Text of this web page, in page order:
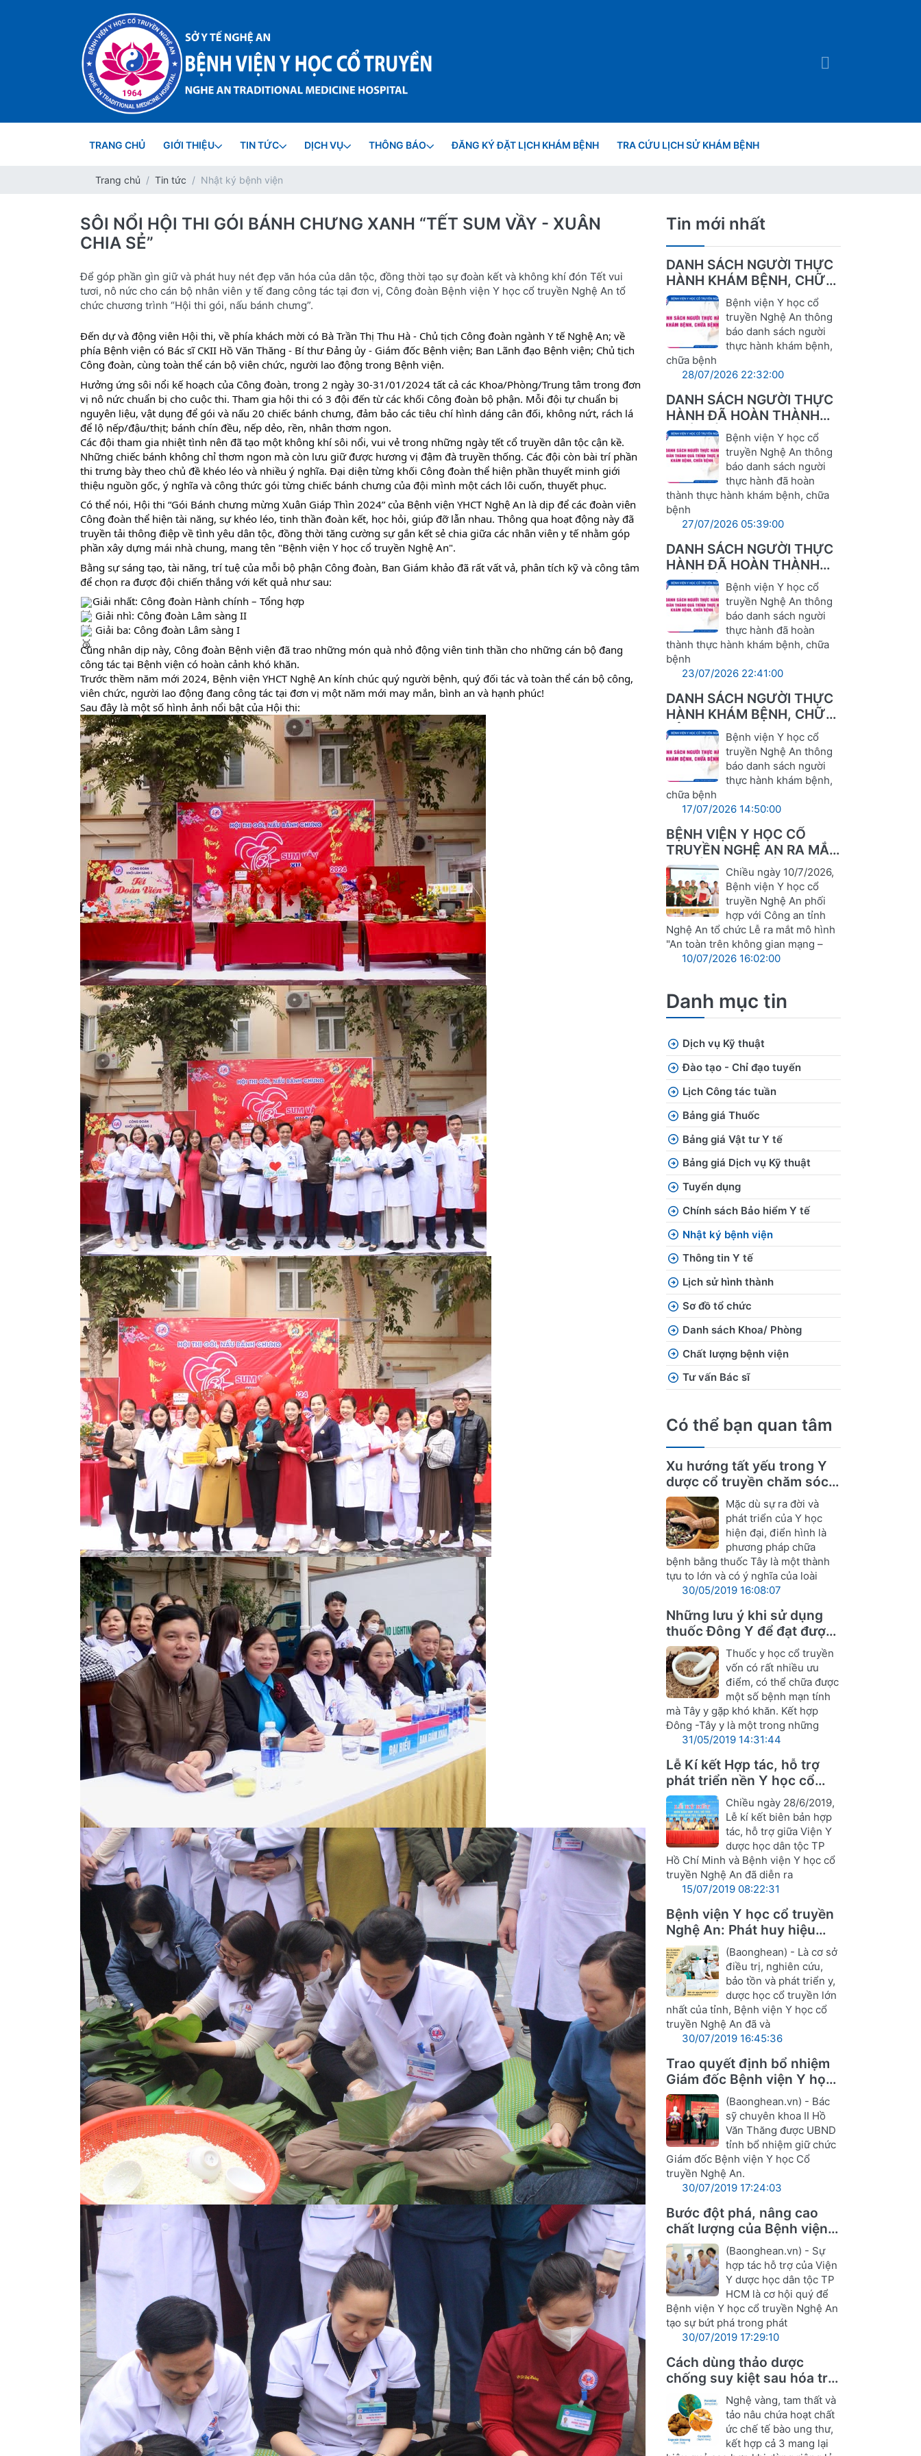
TRANG CHỦ GIỚI THIỆU TIN TỨC DỊCH VỤ THÔNG BÁO ĐĂNG KÝ ĐẶT LỊCH KHÁM BỆNH TRA CỨU LỊCH SỬ KHÁM BỆNH
Trang chủ Tin tức Nhật ký bệnh viện
SÔI NỔI HỘI THI GÓI BÁNH CHƯNG XANH “TẾT SUM VẦY - XUÂN
CHIA SẺ”
Để góp phần gìn giữ và phát huy nét đẹp văn hóa của dân tộc, đồng thời tạo sự đoàn kết và không khí đón Tết vui
tươi, nô nức cho cán bộ nhân viên y tế đang công tác tại đơn vị, Công đoàn Bệnh viện Y học cổ truyền Nghệ An tổ
chức chương trình “Hội thi gói, nấu bánh chưng”.
Đến dự và động viên Hội thi, về phía khách mời có Bà Trần Thị Thu Hà - Chủ tịch Công đoàn ngành Y tế Nghệ An; về
phía Bệnh viện có Bác sĩ CKII Hồ Văn Thăng - Bí thư Đảng ủy - Giám đốc Bệnh viện; Ban Lãnh đạo Bệnh viện; Chủ tịch
Công đoàn, cùng toàn thể cán bộ viên chức, người lao động trong Bệnh viện.
Hưởng ứng sôi nổi kế hoạch của Công đoàn, trong 2 ngày 30-31/01/2024 tất cả các Khoa/Phòng/Trung tâm trong đơn
vị nô nức chuẩn bị cho cuộc thi. Tham gia hội thi có 3 đội đến từ các khối Công đoàn bộ phận. Mỗi đội tự chuẩn bị
nguyên liệu, vật dụng để gói và nấu 20 chiếc bánh chưng, đảm bảo các tiêu chí hình dáng cân đối, không nứt, rách lá
để lộ nếp/đậu/thịt; bánh chín đều, nếp dẻo, rền, nhân thơm ngon.
Các đội tham gia nhiệt tình nên đã tạo một không khí sôi nổi, vui vẻ trong những ngày tết cổ truyền dân tộc cận kề.
Những chiếc bánh không chỉ thơm ngon mà còn lưu giữ được hương vị đậm đà truyền thống. Các đội còn bài trí phần
thi trưng bày theo chủ đề khéo léo và nhiều ý nghĩa. Đại diện từng khối Công đoàn thể hiện phần thuyết minh giới
thiệu nguồn gốc, ý nghĩa và công thức gói từng chiếc bánh chưng của đội mình một cách lôi cuốn, thuyết phục.
Có thể nói, Hội thi “Gói Bánh chưng mừng Xuân Giáp Thìn 2024” của Bệnh viện YHCT Nghệ An là dịp để các đoàn viên
Công đoàn thể hiện tài năng, sự khéo léo, tinh thần đoàn kết, học hỏi, giúp đỡ lẫn nhau. Thông qua hoạt động này đã
truyền tải thông điệp về tình yêu dân tộc, đồng thời tăng cường sự gắn kết sẻ chia giữa các nhân viên y tế nhằm góp
phần xây dựng mái nhà chung, mang tên "Bệnh viện Y học cổ truyền Nghệ An".
Bằng sự sáng tạo, tài năng, trí tuệ của mỗi bộ phận Công đoàn, Ban Giám khảo đã rất vất vả, phân tích kỹ và công tâm
để chọn ra được đội chiến thắng với kết quả như sau:
Giải nhất: Công đoàn Hành chính – Tổng hợp
Giải nhì: Công đoàn Lâm sàng II
Giải ba: Công đoàn Lâm sàng I
Cũng nhân dịp này, Công đoàn Bệnh viện đã trao những món quà nhỏ động viên tinh thần cho những cán bộ đang
công tác tại Bệnh viện có hoàn cảnh khó khăn.
Trước thềm năm mới 2024, Bệnh viện YHCT Nghệ An kính chúc quý người bệnh, quý đối tác và toàn thể cán bộ công,
viên chức, người lao động đang công tác tại đơn vị một năm mới may mắn, bình an và hạnh phúc!
Sau đây là một số hình ảnh nổi bật của Hội thi:
Tin mới nhất
DANH SÁCH NGƯỜI THỰC
HÀNH KHÁM BỆNH, CHỮA
BỆNH
Bệnh viện Y học cổ
truyền Nghệ An thông
báo danh sách người
thực hành khám bệnh,
chữa bệnh
28/07/2026 22:32:00
DANH SÁCH NGƯỜI THỰC
HÀNH ĐÃ HOÀN THÀNH
QUÁ TRÌNH THỰC HÀNH
KHÁM BỆNH, CHỮA BỆNH
Bệnh viện Y học cổ
truyền Nghệ An thông
báo danh sách người
thực hành đã hoàn
thành thực hành khám bệnh, chữa
bệnh
27/07/2026 05:39:00
DANH SÁCH NGƯỜI THỰC
HÀNH ĐÃ HOÀN THÀNH
QUÁ TRÌNH THỰC HÀNH
KHÁM BỆNH, CHỮA BỆNH
Bệnh viện Y học cổ
truyền Nghệ An thông
báo danh sách người
thực hành đã hoàn
thành thực hành khám bệnh, chữa
bệnh
23/07/2026 22:41:00
DANH SÁCH NGƯỜI THỰC
HÀNH KHÁM BỆNH, CHỮA
BỆNH
Bệnh viện Y học cổ
truyền Nghệ An thông
báo danh sách người
thực hành khám bệnh,
chữa bệnh
17/07/2026 14:50:00
BỆNH VIỆN Y HỌC CỔ
TRUYỀN NGHỆ AN RA MẮT
MÔ HÌNH "AN TOÀN TRÊN
KHÔNG GIAN MẠNG –
VỮNG VÀNG TRONG
CHUYỂN ĐỔI SỐ"
Chiều ngày 10/7/2026,
Bệnh viện Y học cổ
truyền Nghệ An phối
hợp với Công an tỉnh
Nghệ An tổ chức Lễ ra mắt mô hình
"An toàn trên không gian mạng –
10/07/2026 16:02:00
Danh mục tin
Dịch vụ Kỹ thuật
Đào tạo - Chỉ đạo tuyến
Lịch Công tác tuần
Bảng giá Thuốc
Bảng giá Vật tư Y tế
Bảng giá Dịch vụ Kỹ thuật
Tuyển dụng
Chính sách Bảo hiểm Y tế
Nhật ký bệnh viện
Thông tin Y tế
Lịch sử hình thành
Sơ đồ tổ chức
Danh sách Khoa/ Phòng
Chất lượng bệnh viện
Tư vấn Bác sĩ
Có thể bạn quan tâm
Xu hướng tất yếu trong Y
dược cổ truyền chăm sóc
sức khỏe Mặc dù sự ra đời và
phát triển của Y học
hiện đại, điển hình là
phương pháp chữa
bệnh bằng thuốc Tây là một thành
tựu to lớn và có ý nghĩa của loài
30/05/2019 16:08:07
Những lưu ý khi sử dụng
thuốc Đông Y để đạt được
hiệu quả tốt nhấtThuốc y học cổ truyền
vốn có rất nhiều ưu
điểm, có thể chữa được
một số bệnh mạn tính
mà Tây y gặp khó khăn. Kết hợp
Đông -Tây y là một trong những
31/05/2019 14:31:44
Lễ Kí kết Hợp tác, hỗ trợ
phát triển nền Y học cổ
truyền Nghệ AnChiều ngày 28/6/2019,
Lễ kí kết biên bản hợp
tác, hỗ trợ giữa Viện Y
dược học dân tộc TP
Hồ Chí Minh và Bệnh viện Y học cổ
truyền Nghệ An đã diễn ra
15/07/2019 08:22:31
Bệnh viện Y học cổ truyền
Nghệ An: Phát huy hiệu
quả Đông y trong điều trị
(Baonghean) - Là cơ sở
điều trị, nghiên cứu,
bảo tồn và phát triển y,
dược học cổ truyền lớn
nhất của tỉnh, Bệnh viện Y học cổ
truyền Nghệ An đã và
30/07/2019 16:45:36
Trao quyết định bổ nhiệm
Giám đốc Bệnh viện Y học
cổ truyền Nghệ An
(Baonghean.vn) - Bác
sỹ chuyên khoa II Hồ
Văn Thăng được UBND
tỉnh bổ nhiệm giữ chức
Giám đốc Bệnh viện Y học Cổ
truyền Nghệ An.
30/07/2019 17:24:03
Bước đột phá, nâng cao
chất lượng của Bệnh viện Y
học cổ truyền Nghệ An
(Baonghean.vn) - Sự
hợp tác hỗ trợ của Viện
Y dược học dân tộc TP
HCM là cơ hội quý để
Bệnh viện Y học cổ truyền Nghệ An
tạo sự bứt phá trong phát
30/07/2019 17:29:10
Cách dùng thảo dược
chống suy kiệt sau hóa trị,
xạ ung thưNghệ vàng, tam thất và
tảo nâu chứa hoạt chất
ức chế tế bào ung thư,
kết hợp cả 3 mang lại